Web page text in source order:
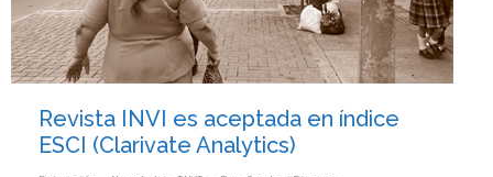
Revista INVI es aceptada en índice
ESCI (Clarivate Analytics)